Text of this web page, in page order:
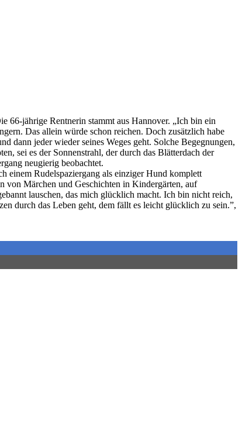
jährige Rentnerin stammt aus Hannover. „Ich bin ein
Das allein würde schon reichen. Doch zusätzlich habe
dann jeder wieder seines Weges geht. Solche Begegnungen,
sei es der Sonnenstrahl, der durch das Blätterdach der
neugierig beobachtet.
einem Rudelspaziergang als einziger Hund komplett
Märchen und Geschichten in Kindergärten, auf
lauschen, das mich glücklich macht. Ich bin nicht reich,
durch das Leben geht, dem fällt es leicht glücklich zu sein.”,